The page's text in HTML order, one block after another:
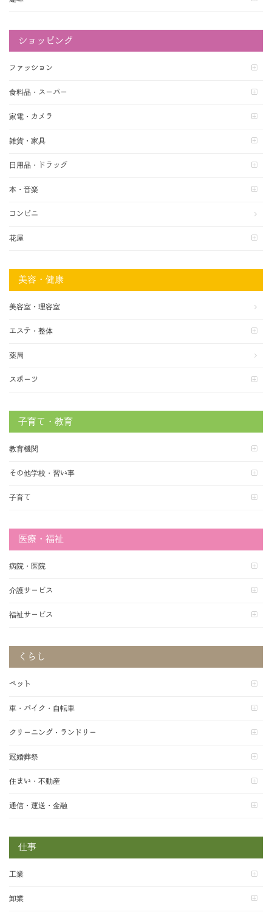
ショッピング
ファッション
食料品・スーパー
家電・カメラ
雑貨・家具
日用品・ドラッグ
本・音楽
コンビニ
花屋
美容・健康
美容室・理容室
エステ・整体
薬局
スポーツ
子育て・教育
教育機関
その他学校・習い事
子育て
医療・福祉
病院・医院
介護サービス
福祉サービス
くらし
ペット
車・バイク・自転車
クリーニング・ランドリー
冠婚葬祭
住まい・不動産
通信・運送・金融
仕事
工業
卸業